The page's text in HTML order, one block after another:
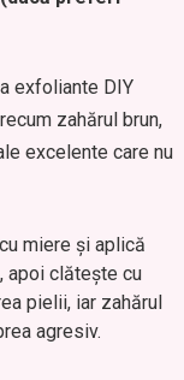
exfoliante DIY
zahărul brun,
excelente care nu
miere și aplică
apoi clătește cu
pielii, iar zahărul
agresiv.